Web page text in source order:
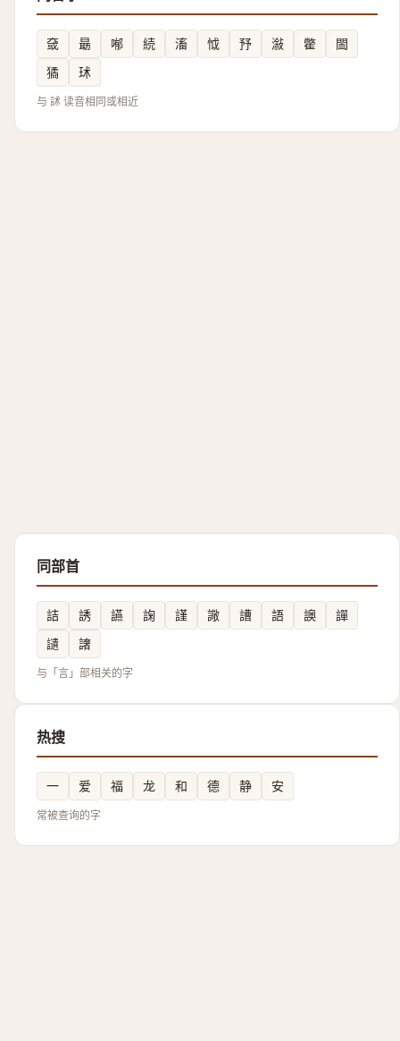
㚜 朂 喐 続 滀 怴 㐨 潊 䨆
䦗
獝
㺷
与 訹 读音相同或相近
同部首
詰 誘 讌 諊 謹 䜘 䜊 語 䜒
譂
讉
譇
与「言」部相关的字
热搜
一 爱 福 龙 和 德 静 安
常被查询的字